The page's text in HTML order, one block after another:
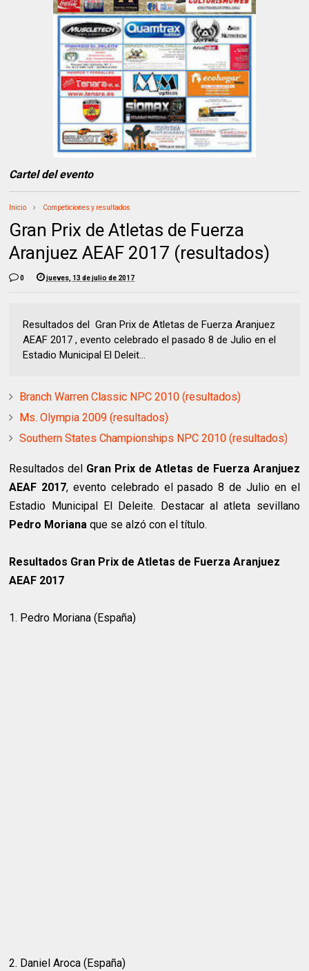
Cartel del evento
Inicio Competiciones y resultados
Gran Prix de Atletas de Fuerza
Aranjuez AEAF 2017 (resultados)
0 jueves, 13 de julio de 2017
Resultados del Gran Prix de Atletas de Fuerza Aranjuez
AEAF 2017 , evento celebrado el pasado 8 de Julio en el
Estadio Municipal El Deleit...
Branch Warren Classic NPC 2010 (resultados)
Ms. Olympia 2009 (resultados)
Southern States Championships NPC 2010 (resultados)
Resultados del Gran Prix de Atletas de Fuerza Aranjuez
AEAF 2017, evento celebrado el pasado 8 de Julio en el
Estadio Municipal El Deleite. Destacar al atleta sevillano
Pedro Moriana que se alzó con el título.
Resultados Gran Prix de Atletas de Fuerza Aranjuez
AEAF 2017
1. Pedro Moriana (España)
2. Daniel Aroca (España)